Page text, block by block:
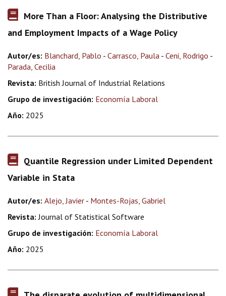
More Than a Floor: Analysing the Distributive
and Employment Impacts of a Wage Policy
Autor/es: Blanchard, Pablo - Carrasco, Paula - Ceni, Rodrigo -
Parada, Cecilia
Revista: British Journal of Industrial Relations
Grupo de investigación: Economía Laboral
Año: 2025
Quantile Regression under Limited Dependent
Variable in Stata
Autor/es: Alejo, Javier - Montes-Rojas, Gabriel
Revista: Journal of Statistical Software
Grupo de investigación: Economía Laboral
Año: 2025